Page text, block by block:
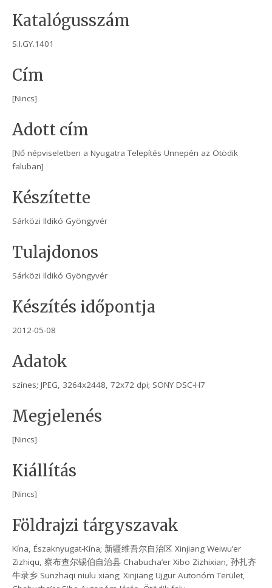
Katalógusszám
S.I.GY.1401
Cím
[Nincs]
Adott cím
[Nő népviseletben a Nyugatra Telepítés Ünnepén az Ötödik
faluban]
Készítette
Sárközi Ildikó Gyöngyvér
Tulajdonos
Sárközi Ildikó Gyöngyvér
Készítés időpontja
2012-05-08
Adatok
színes; JPEG, 3264x2448, 72x72 dpi; SONY DSC-H7
Megjelenés
[Nincs]
Kiállítás
[Nincs]
Földrajzi tárgyszavak
Kína, Északnyugat-Kína; 新疆维吾尔自治区 Xinjiang Weiwu’er
Zizhiqu, 察布查尔锡伯自治县 Chabucha’er Xibo Zizhixian, 孙扎齐
牛录乡 Sunzhaqi niulu xiang; Xinjiang Ujgur Autonóm Terület,